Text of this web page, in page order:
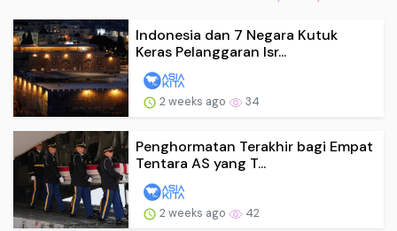
Indonesia dan 7 Negara Kutuk
Keras Pelanggaran Isr...
2 weeks ago 34
Penghormatan Terakhir bagi Empat
Tentara AS yang T...
2 weeks ago 42